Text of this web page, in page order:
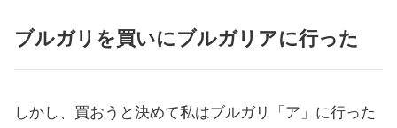
ブルガリを買いにブルガリアに行った
しかし、買おうと決めて私はブルガリ「ア」に行った